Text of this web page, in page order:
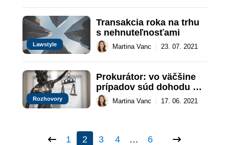
Lawstyle
Transakcia roka na trhu
s nehnuteľnosťami
Martina Vanc 23. 07. 2021
Rozhovory
Prokurátor: vo väčšine
prípadov súd dohodu o
vine a treste schváli
Martina Vanc 17. 06. 2021
1 2 3 4 … 6